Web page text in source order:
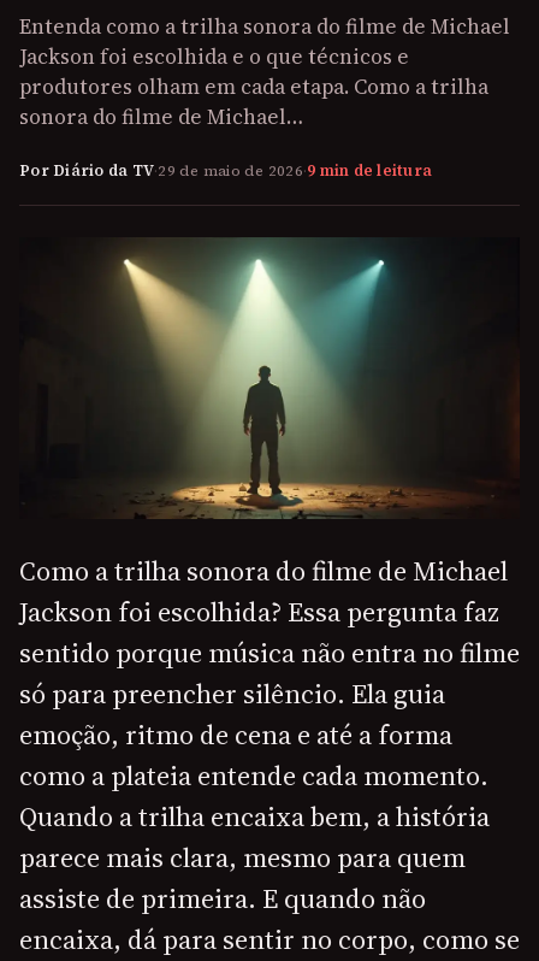
Entenda como a trilha sonora do filme de Michael
Jackson foi escolhida e o que técnicos e
produtores olham em cada etapa. Como a trilha
sonora do filme de Michael…
Por Diário da TV·29 de maio de 2026·9 min de leitura
Como a trilha sonora do filme de Michael
Jackson foi escolhida? Essa pergunta faz
sentido porque música não entra no filme
só para preencher silêncio. Ela guia
emoção, ritmo de cena e até a forma
como a plateia entende cada momento.
Quando a trilha encaixa bem, a história
parece mais clara, mesmo para quem
assiste de primeira. E quando não
encaixa, dá para sentir no corpo, como se